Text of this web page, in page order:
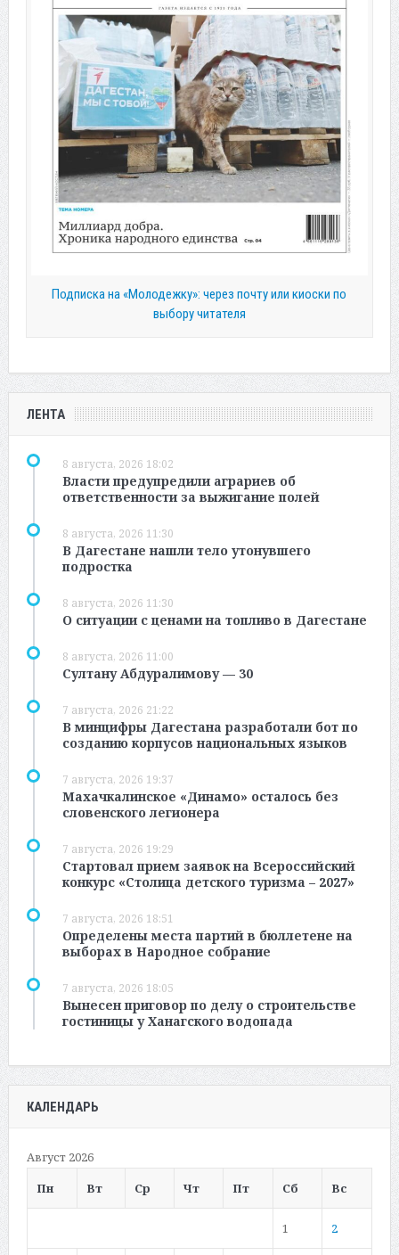
Подписка на «Молодежку»: через почту или киоски по
выбору читателя
ЛЕНТА
8 августа, 2026 18:02
Власти предупредили аграриев об
ответственности за выжигание полей
8 августа, 2026 11:30
В Дагестане нашли тело утонувшего
подростка
8 августа, 2026 11:30
О ситуации с ценами на топливо в Дагестане
8 августа, 2026 11:00
Султану Абдуралимову — 30
7 августа, 2026 21:22
В минцифры Дагестана разработали бот по
созданию корпусов национальных языков
7 августа, 2026 19:37
Махачкалинское «Динамо» осталось без
словенского легионера
7 августа, 2026 19:29
Стартовал прием заявок на Всероссийский
конкурс «Столица детского туризма – 2027»
7 августа, 2026 18:51
Определены места партий в бюллетене на
выборах в Народное собрание
7 августа, 2026 18:05
Вынесен приговор по делу о строительстве
гостиницы у Ханагского водопада
КАЛЕНДАРЬ
Август 2026
Пн
Вт Ср Чт Пт Сб Вс
1 2